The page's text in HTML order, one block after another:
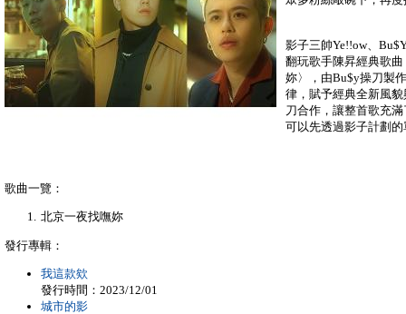
影子三帥Ye!!ow、
翻玩歌手陳昇經典歌
妳〉，由Bu$y操刀製
律，賦予經典全新風
刀合作，讓整首歌充
可以先透過影子計劃
歌曲一覽：
北京一夜找嘸妳
發行專輯：
我這款欸
發行時間：2023/12/01
城市的影